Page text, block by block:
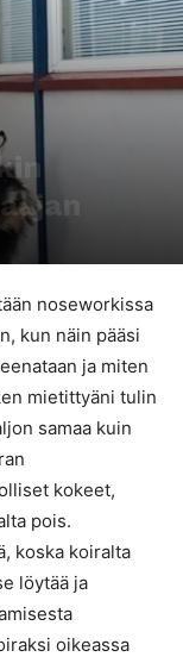
noseworkissa
kun näin pääsi
ja miten
mietittyäni tulin
samaa kuin
kokeet,
pois.
koska koiralta
löytää ja
oikeassa